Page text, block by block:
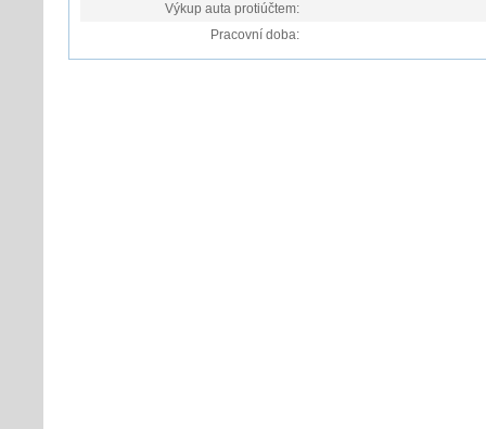
Výkup auta protiúčtem:
Pracovní doba: